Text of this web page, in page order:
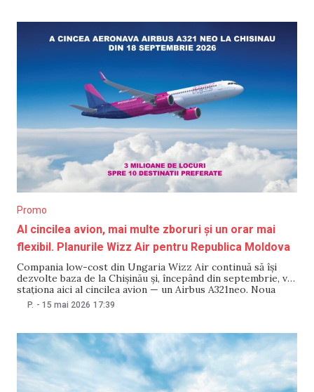
Promo
Al cincilea avion, mai multe zboruri și un orar mai
flexibil. Planurile Wizz Air pentru Republica Moldova
Compania low-cost din Ungaria Wizz Air continuă să își
dezvolte baza de la Chișinău și, începând din septembrie, va
staționa aici al cincilea avion — un Airbus A321neo. Noua
aeronavă va permite creșterea frecvenței zborurilor pe
P. - 15 mai 2026 17:39